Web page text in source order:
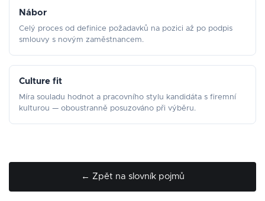
Nábor
Celý proces od definice požadavků na pozici až po podpis
smlouvy s novým zaměstnancem.
Culture fit
Míra souladu hodnot a pracovního stylu kandidáta s firemní
kulturou — oboustranně posuzováno při výběru.
← Zpět na slovník pojmů